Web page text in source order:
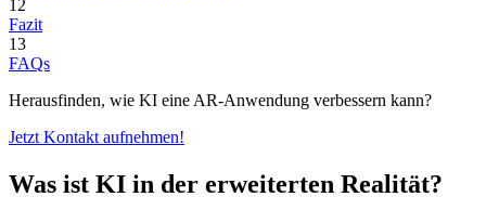
12
Fazit
13
FAQs
Herausfinden, wie KI eine AR-Anwendung verbessern kann?
Jetzt Kontakt aufnehmen!
Was ist KI in der erweiterten Realität?